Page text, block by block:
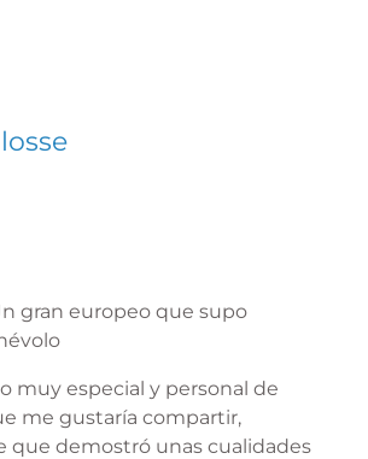
gran europeo que supo
muy especial y personal de
me gustaría compartir,
que demostró unas cualidades